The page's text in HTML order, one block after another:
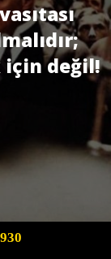
için değil!